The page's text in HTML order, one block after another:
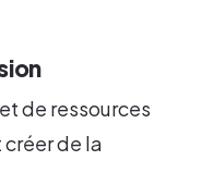
de ressources
de la